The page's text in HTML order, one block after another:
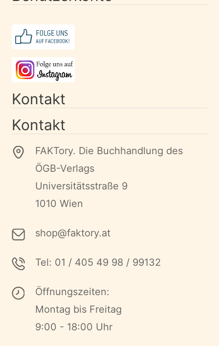
Kontakt
Kontakt
FAKTory. Die Buchhandlung des
ÖGB-Verlags
Universitätsstraße 9
1010 Wien
shop@faktory.at
Tel: 01 / 405 49 98 / 99132
Öffnungszeiten:
Montag bis Freitag
9:00 - 18:00 Uhr